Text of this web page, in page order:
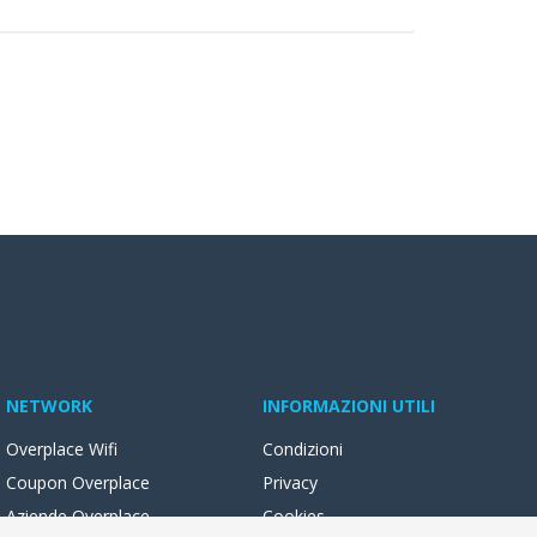
NETWORK
Overplace Wifi
Coupon Overplace
Aziende Overplace
INFORMAZIONI UTILI
Condizioni
Privacy
Cookies